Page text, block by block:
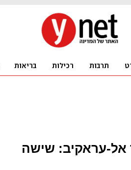
אל-עראקיב: שישה